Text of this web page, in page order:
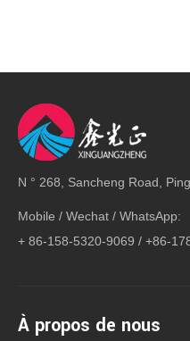
N ° 268, Sancheng Road,
Mobile / Wechat / WhatsApp:
+ 86-158-5320-9069 / +86-
À propos de nous